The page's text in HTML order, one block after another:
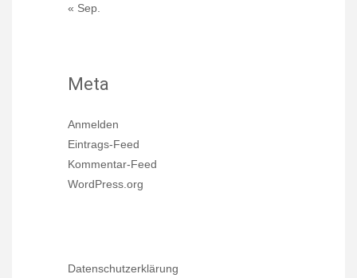
« Sep.
Meta
Anmelden
Eintrags-Feed
Kommentar-Feed
WordPress.org
Datenschutzerklärung